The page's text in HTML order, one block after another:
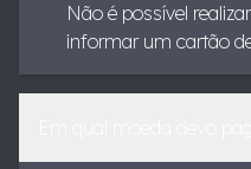
Não é possível
informar um cartão